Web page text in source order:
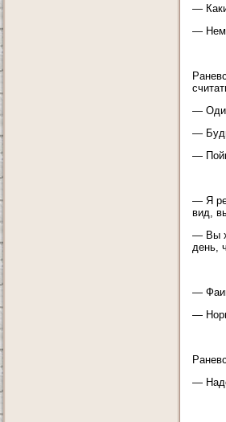
—
—
—
—
—
— Я
вид,
— Вы
день,
—
—
—